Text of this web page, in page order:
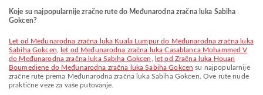
Koje su najpopularnije zračne rute do Međunarodna zračna luka Sabiha
Gokcen?
let od Međunarodna zračna luka Kuala Lumpur do Međunarodna zračna luka
Sabiha Gokcen
let od Međunarodna zračna luka Casablanca Mohammed V
do Međunarodna zračna luka Sabiha Gokcen
let od Zračna luka Houari
Boumediene do Međunarodna zračna luka Sabiha Gokcen su najpopularnije
zračne rute prema Međunarodna zračna luka Sabiha Gokcen. Ove rute nude
praktične veze za vaše putovanje.